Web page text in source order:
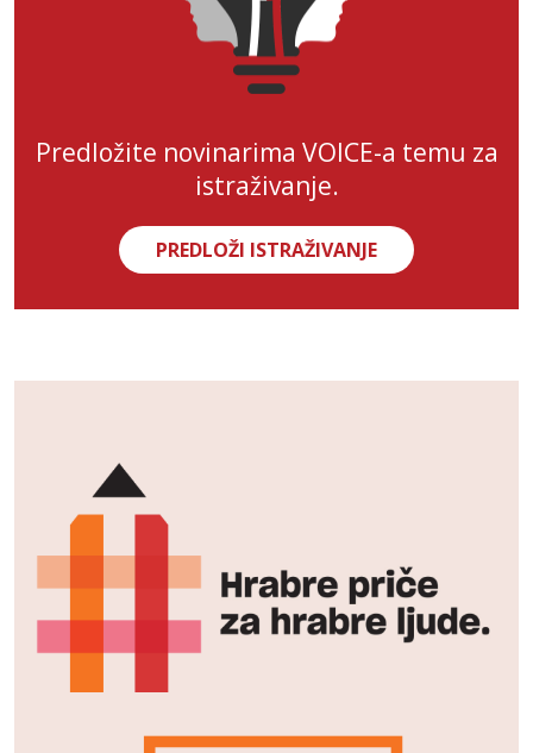
Predložite novinarima VOICE-a temu za
istraživanje.
PREDLOŽI ISTRAŽIVANJE